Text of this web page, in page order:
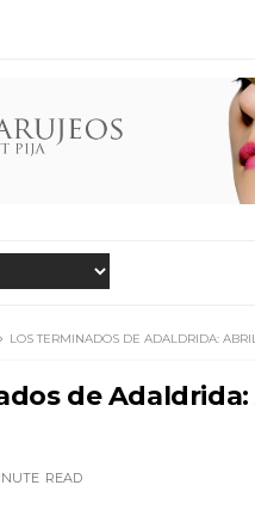
LOS TERMINADOS DE ADALDRIDA:
de
READ